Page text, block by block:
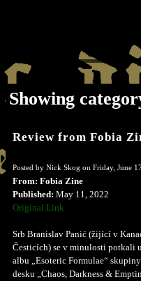
Showing
Review from Fobia
Posted by Nick Skog on Friday, June
From: Fobia Zine
Published: May 11, 2022
Original Link
Srb Branislav Panić (žijící v
Česticích) se v minulosti potkali
albu „Esoteric Formulae“
desku „Chaos, Darkness &